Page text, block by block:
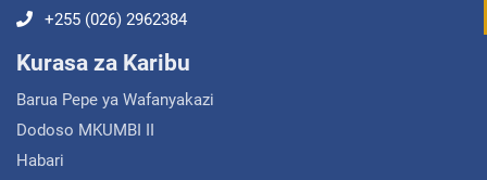
+255 (026) 2962384
Kurasa za Karibu
Barua Pepe ya Wafanyakazi
Dodoso MKUMBI II
Habari